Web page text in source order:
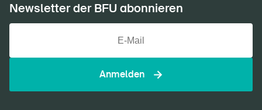
Newsletter der BFU abonnieren
Anmelden